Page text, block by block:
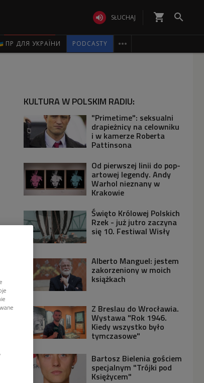
 SŁUCHAJ shopping_cart 
ПР ДЛЯ УКРАЇНИ PODCASTY 
KULTURA W POLSKIM RADIU:
"Primetime": seksualni
drapieżnicy na celowniku
i w kamerze Roberta
Pattinsona
Od pierwszej linii do pop-
artowej legendy. Andy
Warhol nieznany w
Krakowie
Święto Królowej Polskich
Rzek - już jutro zaczyna
się 10. Festiwal Wisły
Alberto Manguel: jestem
zakorzeniony w moich
książkach
Z Breslau do Wrocławia.
Wystawa "Rok 1946.
Kiedy wszystko było
tymczasowe"
Bartosz Bielenia gościem
specjalnym "Trójki pod
Księżycem"